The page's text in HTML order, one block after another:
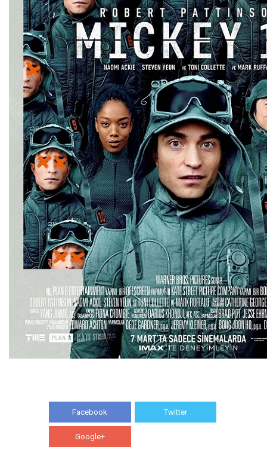
Facebook Twitter
Google+